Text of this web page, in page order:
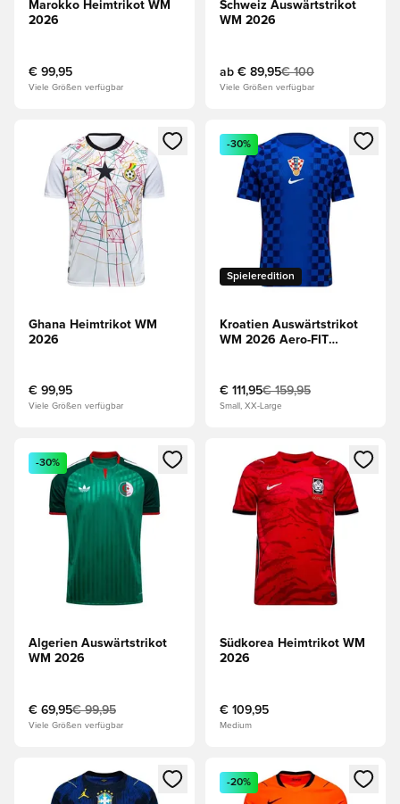
Marokko Heimtrikot WM
2026
€ 99,95
Viele Größen verfügbar
Schweiz Auswärtstrikot
WM 2026
ab € 89,95€ 100
Viele Größen verfügbar
Öffnet ein Fenster zum Anmelden oder Registrieren als
Ghana Heimtrikot WM
2026
€ 99,95
Viele Größen verfügbar
Öffnet ein Fenster zum
Spieleredition
-30%
Kroatien Auswärtstrikot
WM 2026 Aero-FIT
€ 111,95€ 159,95
Small, XX-Large
Öffnet ein Fenster zum Anmelden oder Registrieren als
-30%
Algerien Auswärtstrikot
WM 2026
€ 69,95€ 99,95
Viele Größen verfügbar
Öffnet ein Fenster zum
Südkorea Heimtrikot WM
2026
€ 109,95
Medium
Öffnet ein Fenster zum Anmelden oder Registrieren als
Öffnet ein Fenster zum
-20%